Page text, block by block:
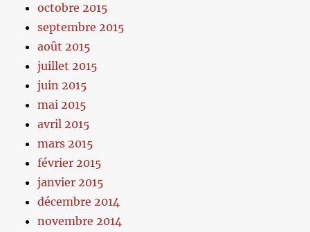
octobre 2015
septembre 2015
août 2015
juillet 2015
juin 2015
mai 2015
avril 2015
mars 2015
février 2015
janvier 2015
décembre 2014
novembre 2014